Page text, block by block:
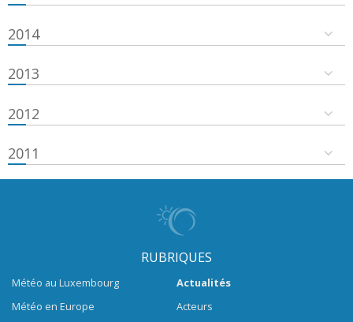
2014
2013
2012
2011
RUBRIQUES
Météo au Luxembourg
Météo en Europe
Actualités
Acteurs